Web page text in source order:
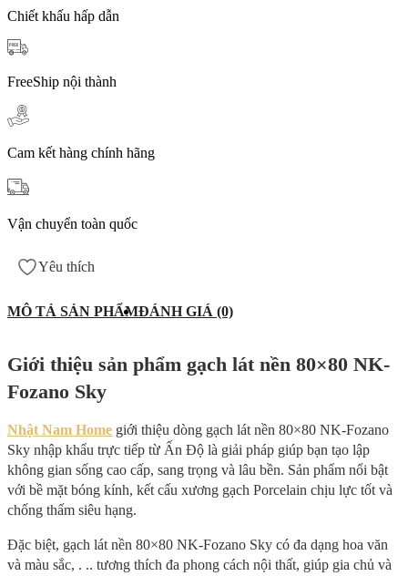
số
lượng
Chiết khấu hấp dẫn
FreeShip nội thành
Cam kết hàng chính hãng
Vận chuyển toàn quốc
Yêu thích
MÔ TẢ SẢN PHẨMĐÁNH GIÁ (0)
Giới thiệu sản phẩm gạch lát nền 80×80 NK-
Fozano Sky
Nhật Nam Home giới thiệu dòng gạch lát nền 80×80 NK-Fozano
Sky nhập khẩu trực tiếp từ Ấn Độ là giải pháp giúp bạn tạo lập
không gian sống cao cấp, sang trọng và lâu bền. Sản phẩm nổi bật
với bề mặt bóng kính, kết cấu xương gạch Porcelain chịu lực tốt và
chống thấm siêu hạng.
Đặc biệt, gạch lát nền 80×80 NK-Fozano Sky có đa dạng hoa văn
và màu sắc, . .. tương thích đa phong cách nội thất, giúp gia chủ và